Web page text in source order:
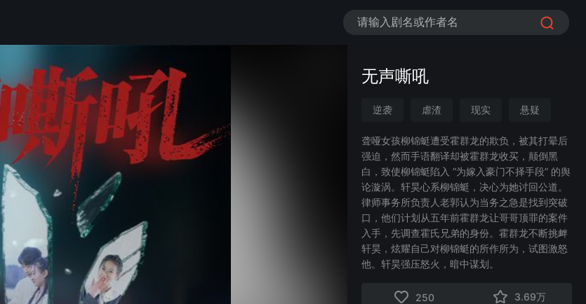
请输入剧名或作者名
无声嘶吼
逆袭 虐渣 现实
悬疑
豪门恩怨
世情
女性成长
聋哑女孩柳锦蜓遭受霍群龙的欺负，被其打晕后
强迫，然而手语翻译却被霍群龙收买，颠倒黑
白，致使柳锦蜓陷入 “为嫁入豪门不择手段” 的舆
论漩涡。轩昊心系柳锦蜓，决心为她讨回公道。
律师事务所负责人老郭认为当务之急是找到突破
口，他们计划从五年前霍群龙让哥哥顶罪的案件
入手，先调查霍氏兄弟的身份。霍群龙不断挑衅
轩昊，炫耀自己对柳锦蜓的所作所为，试图激怒
他。轩昊强压怒火，暗中谋划。
250 3.69万